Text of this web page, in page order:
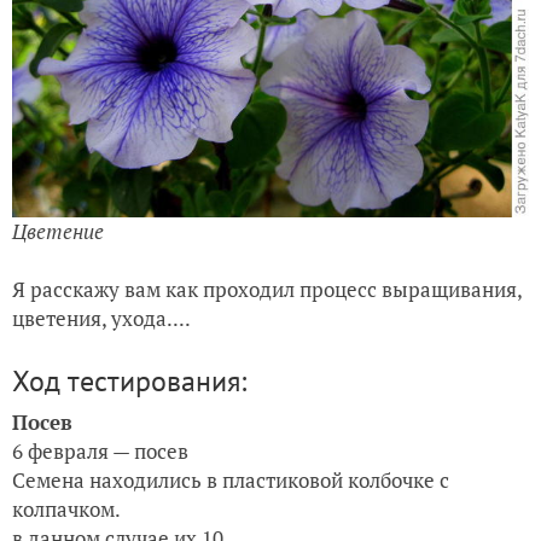
Цветение
Я расскажу вам как проходил процесс выращивания,
цветения, ухода....
Ход тестирования:
Посев
6 февраля — посев
Семена находились в пластиковой колбочке с
колпачком.